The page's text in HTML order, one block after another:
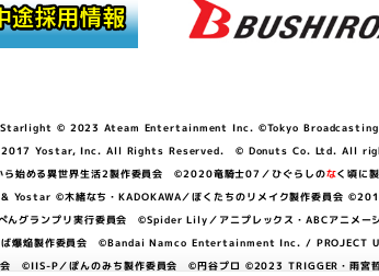
© 2023 Ateam Entertainment Inc. ©Tokyo
© 2017 Yostar, Inc. All Rights Reserved. © Donuts Co. Ltd.
始める異世界生活2製作委員会 ©2020竜騎士07／ひぐらしのなく頃に
木緒なち・KADOKAWA／ぼくたちのリメイク製作委員会 ©2016
ランプリ実行委員会 ©Spider Lily／アニプレックス・ABCアニメ
ば爆焔製作委員会 ©Bandai Namco Entertainment Inc. /
会 ©IIS-P／ぽんのみち製作委員会 ©円谷プロ ©2023 TRIGGER・雨宮